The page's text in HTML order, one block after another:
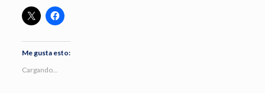
Me gusta esto:
Cargando...